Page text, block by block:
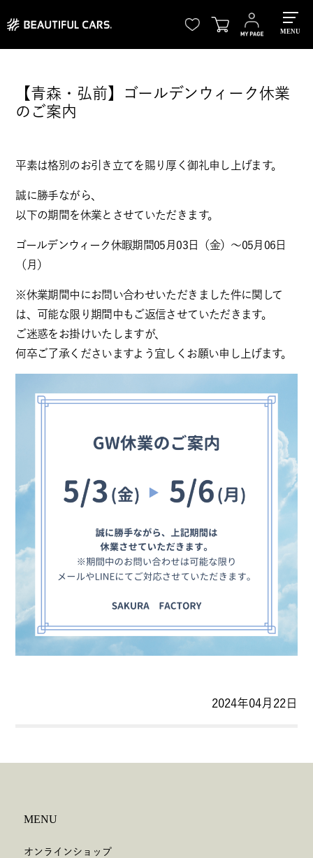
MENU
【青森・弘前】ゴールデンウィーク休業
のご案内
平素は格別のお引き立てを賜り厚く御礼申し上げます。
誠に勝手ながら、
以下の期間を休業とさせていただきます。
ゴールデンウィーク休暇期間05月03日（金）～05月06日
（月）
※休業期間中にお問い合わせいただきました件に関して
は、可能な限り期間中もご返信させていただきます。
ご迷惑をお掛けいたしますが、
何卒ご了承くださいますよう宜しくお願い申し上げます。
2024年04月22日
MENU
オンラインショップ